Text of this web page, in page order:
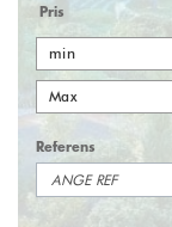
Pris
min
Max
Referens